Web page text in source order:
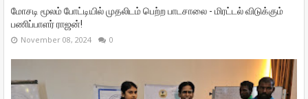
மோசடி மூலம் போட்டியில் முதலிடம் பெற்ற பாடசாலை - மிரட்டல் விடுக்கும்
பணிப்பாளர் ராஜன்!
November 08, 2024 0